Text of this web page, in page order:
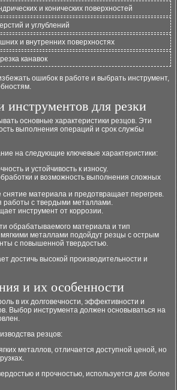
и конических поверхностей
и углублений
и внутренних поверхностях
канавок
ошибок в работе и выбрать инструмент,
инструментов для резки
основные характеристики резцов. Эти
выполнения операций и срок службы
на следующие ключевые характеристики:
и устойчивость к износу.
и возможность выполнения сложных
материала и предотвращает перегрев.
работы с твердыми металлами.
инструмент от коррозии.
обрабатываемого материала и тип
металлами подойдут резцы с острым
с повышенной твердостью.
достичь высокой производительности и
и их особенности
в их долговечности, эффективности и
Выбор инструмента должен основываться на
резцов:
металлов, отличается доступной ценой, но
и прочностью, используется для более